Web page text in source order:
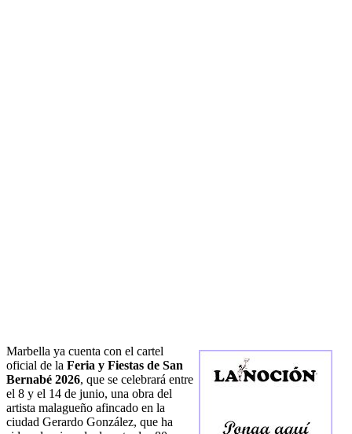
Marbella ya cuenta con el cartel
oficial de la Feria y Fiestas de San
Bernabé 2026, que se celebrará entre
el 8 y el 14 de junio, una obra del
artista malagueño afincado en la
ciudad Gerardo González, que ha